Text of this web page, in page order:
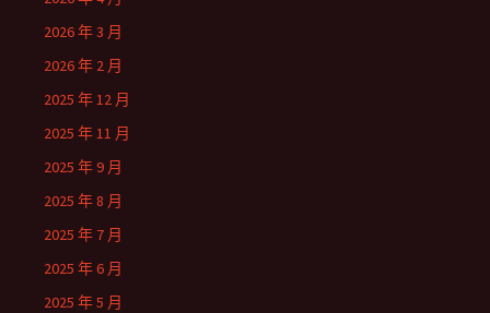
2026 年 3 月
2026 年 2 月
2025 年 12 月
2025 年 11 月
2025 年 9 月
2025 年 8 月
2025 年 7 月
2025 年 6 月
2025 年 5 月